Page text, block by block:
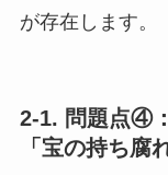
が存在します。
2-1. 問題点④
「宝の持ち腐